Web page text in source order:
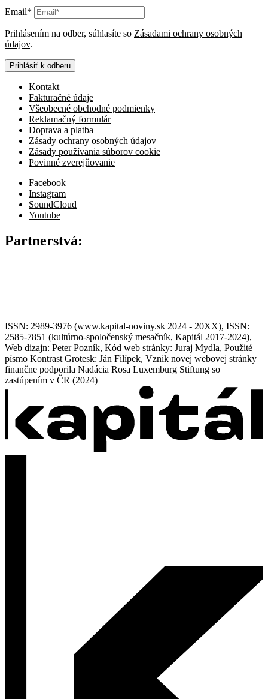
Email*
Prihlásením na odber, súhlasíte so Zásadami ochrany osobných
údajov.
Prihlásiť k odberu
Kontakt
Fakturačné údaje
Všeobecné obchodné podmienky
Reklamačný formulár
Doprava a platba
Zásady ochrany osobných údajov
Zásady používania súborov cookie
Povinné zverejňovanie
Facebook
Instagram
SoundCloud
Youtube
Partnerstvá:
ISSN: 2989-3976 (www.kapital-noviny.sk 2024 - 20XX), ISSN:
2585-7851 (kultúrno-spoločenský mesačník, Kapitál 2017-2024),
Web dizajn: Peter Pozník, Kód web stránky: Juraj Mydla, Použité
písmo Kontrast Grotesk: Ján Filípek, Vznik novej webovej stránky
finančne podporila Nadácia Rosa Luxemburg Stiftung so
zastúpením v ČR (2024)